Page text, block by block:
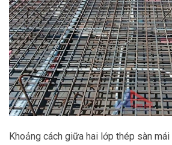
Khoảng cách giữa hai lớp thép sàn